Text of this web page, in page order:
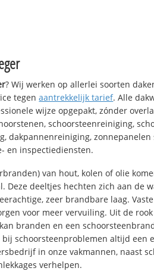
? Wij werken op allerlei soorten
tegenaantrekkelijk tarief. Alle
wijze opgepakt, zónder
schoorsteenreiniging,
dakpannenreiniging, zonnepanelen
en inspectiediensten.
van hout, kolen of olie
Deze deeltjes hechten zich aan de
zeer brandbare laag.
voor meer vervuiling. Uit de
branden en een
bij schoorsteenproblemen altijd een
in onze vakmannen, naast
verhelpen.